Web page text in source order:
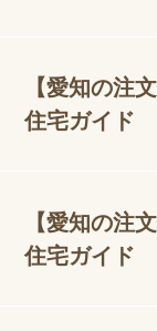
【愛知の注
住宅ガイド
【愛知の注
住宅ガイド